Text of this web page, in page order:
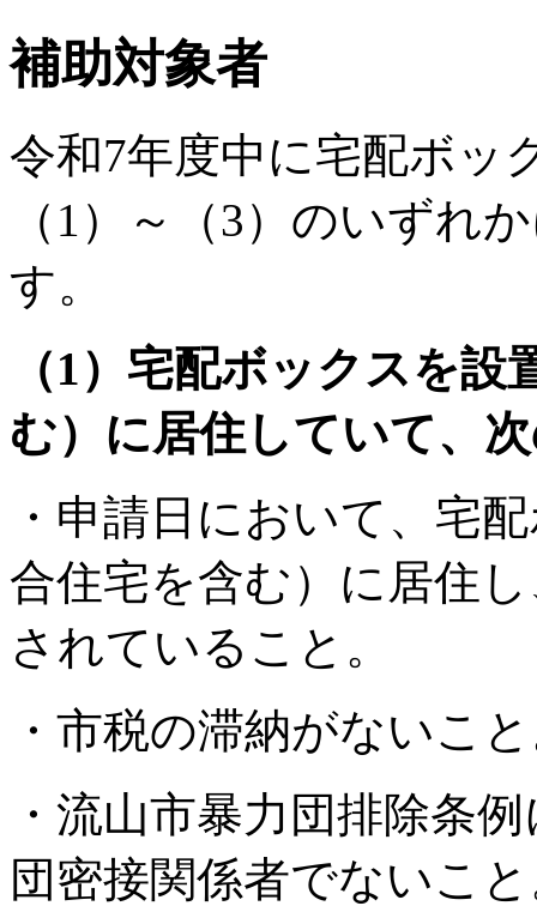
補助対象者
令和7年度中に宅配ボッ
（1）～（3）のいずれ
す。
（1）宅配ボックスを
む）に居住していて、
・申請日において、宅
合住宅を含む）に居住
されていること。
・市税の滞納がないこ
・流山市暴力団排除条
団密接関係者でないこ